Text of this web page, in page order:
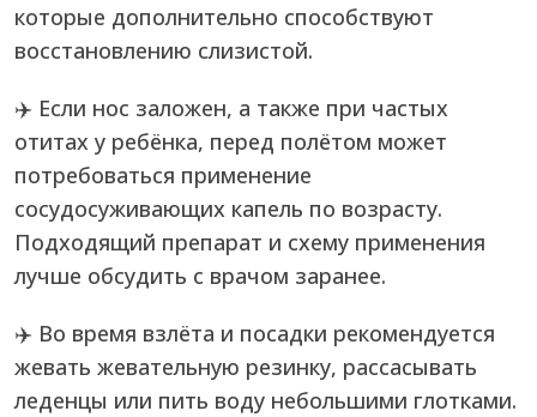
которые дополнительно способствуют
восстановлению слизистой.
✈️ Если нос заложен, а также при частых
отитах у ребёнка, перед полётом может
потребоваться применение
сосудосуживающих капель по возрасту.
Подходящий препарат и схему применения
лучше обсудить с врачом заранее.
✈️ Во время взлёта и посадки рекомендуется
жевать жевательную резинку, рассасывать
леденцы или пить воду небольшими глотками.